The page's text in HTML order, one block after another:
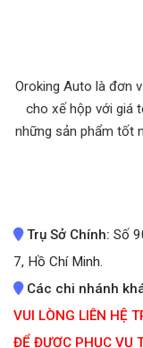
Oroking Auto là đơn
cho xế hộp với giá
những sản phẩm tốt
Trụ Sở Chính: Số
7, Hồ Chí Minh.
Các chi nhánh
VUI LÒNG LIÊN HỆ
ĐỂ ĐƯỢC PHỤC VỤ